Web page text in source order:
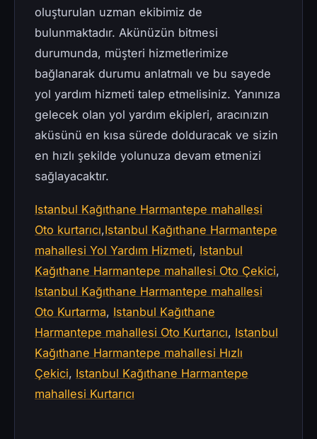
oluşturulan uzman ekibimiz de
bulunmaktadır. Akünüzün bitmesi
durumunda, müşteri hizmetlerimize
bağlanarak durumu anlatmalı ve bu sayede
yol yardım hizmeti talep etmelisiniz. Yanınıza
gelecek olan yol yardım ekipleri, aracınızın
aküsünü en kısa sürede dolduracak ve sizin
en hızlı şekilde yolunuza devam etmenizi
sağlayacaktır.
Istanbul Kağıthane Harmantepe mahallesi
Oto kurtarıcı,Istanbul Kağıthane Harmantepe
mahallesi Yol Yardım Hizmeti, Istanbul
Kağıthane Harmantepe mahallesi Oto Çekici,
Istanbul Kağıthane Harmantepe mahallesi
Oto Kurtarma, Istanbul Kağıthane
Harmantepe mahallesi Oto Kurtarıcı, Istanbul
Kağıthane Harmantepe mahallesi Hızlı
Çekici, Istanbul Kağıthane Harmantepe
mahallesi Kurtarıcı